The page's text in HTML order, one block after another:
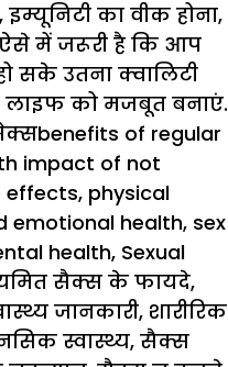
इम्यूनिटी का वीक होना,
ऐसे में जरूरी है कि आप
सके उतना क्वालिटी
लाइफ को मजबूत बनाएं.
Tags
benefits of regular
impact of not
effects, physical
emotional health, sex
health, Sexual
सैक्स के फायदे,
जानकारी, शारीरिक
स्वास्थ्य, सैक्स